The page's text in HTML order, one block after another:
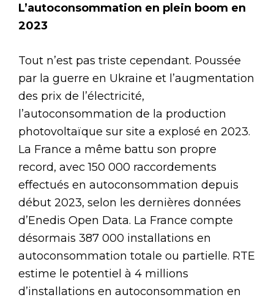
L’autoconsommation en plein boom en
2023
Tout n’est pas triste cependant. Poussée
par la guerre en Ukraine et l’augmentation
des prix de l’électricité,
l’autoconsommation de la production
photovoltaïque sur site a explosé en 2023.
La France a même battu son propre
record, avec 150 000 raccordements
effectués en autoconsommation depuis
début 2023, selon les dernières données
d’Enedis Open Data. La France compte
désormais 387 000 installations en
autoconsommation totale ou partielle. RTE
estime le potentiel à 4 millions
d’installations en autoconsommation en